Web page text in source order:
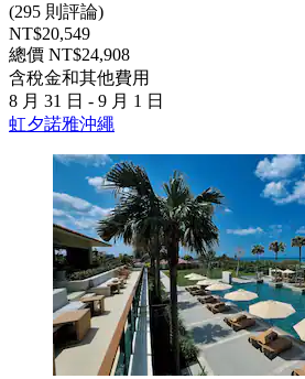
(295 則評論)
NT$20,549
總價 NT$24,908
含稅金和其他費用
8 月 31 日 - 9 月 1 日
虹夕諾雅沖繩